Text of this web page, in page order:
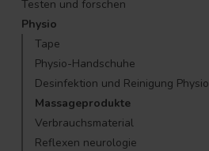
Testen und forschen
Physio
Tape
Physio-Handschuhe
Desinfektion und Reinigung Physio
Massageprodukte
Verbrauchsmaterial
Reflexen neurologie